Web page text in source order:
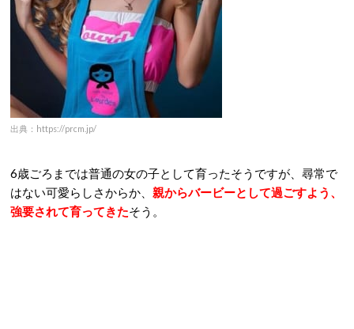
出典：https://prcm.jp/
6歳ごろまでは普通の女の子として育ったそうですが、尋常で
はない可愛らしさからか、 親からバービーとして過ごすよう、
強要されて育ってきたそう。